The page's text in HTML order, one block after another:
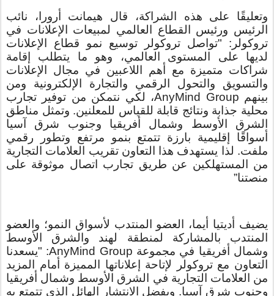
وتعليقًا على هذه الشراكة، قال هيمانت أرورا، نائب
الرئيس ورئيس القطاع العالمي لمبيعات الإعلانات في
تروكولر: "تواصل تروكولر توسيع نمو قطاع الإعلانات
لديها على المستوى العالمي، وهو ما يتطلب إقامة
شراكات متميزة مع أهم اللاعبين في مجال الإعلانات
والتسويق والتحول الرقمي والتجارة الإلكترونية ومن
بينهم AnyMind Group، لكي نتمكن من توفير تجارب
محلية جذابة ونتائج قابلة للقياس للمعلنين. وتمثل مناطق
الشرق الأوسط وشمال أفريقيا وجنوب شرق آسيا
أسواقًا إقليمية بارزة تتمتع بنمو مرتفع وتطور رقمي
ملفت. لذا يستهدف هذا التعاون تقريب العلامات التجارية
من المستهلكين عن طريق تجارب اتصال موثوقة على
منصتنا”
يضيف أديتيا أيما، العضو المنتدب لأسواق النمو؛ والعضو
المنتدب بالمشاركة لمنطقة لهند والشرق الأوسط
وشمال أفريقيا في مجموعة AnyMind Group: "يسعدنا
التعاون مع تروكولر لإتاحة إعلاناتها المميزة أمام المزيد
من العلامات التجارية في الشرق الأوسط وشمال أفريقيا
وجنوب شرق آسيا. وبفضل الانتشار الهائل الذي تتمتع به